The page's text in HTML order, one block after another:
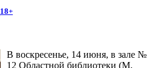
18+
В воскресенье, 14 июня, в зале №
12 Областной библиотеки (М.